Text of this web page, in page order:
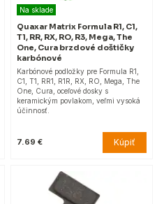
Na sklade
Quaxar Matrix Formula R1, C1,
T1, RR, RX, RO, R3, Mega, The
One, Cura brzdové doštičky
karbónové
Karbónové podložky pre Formula R1,
C1, T1, RR1, R1R, RX, RO, Mega, The
One, Cura, oceľové dosky s
keramickým povlakom, veľmi vysoká
účinnosť.
7.69 € Kúpiť